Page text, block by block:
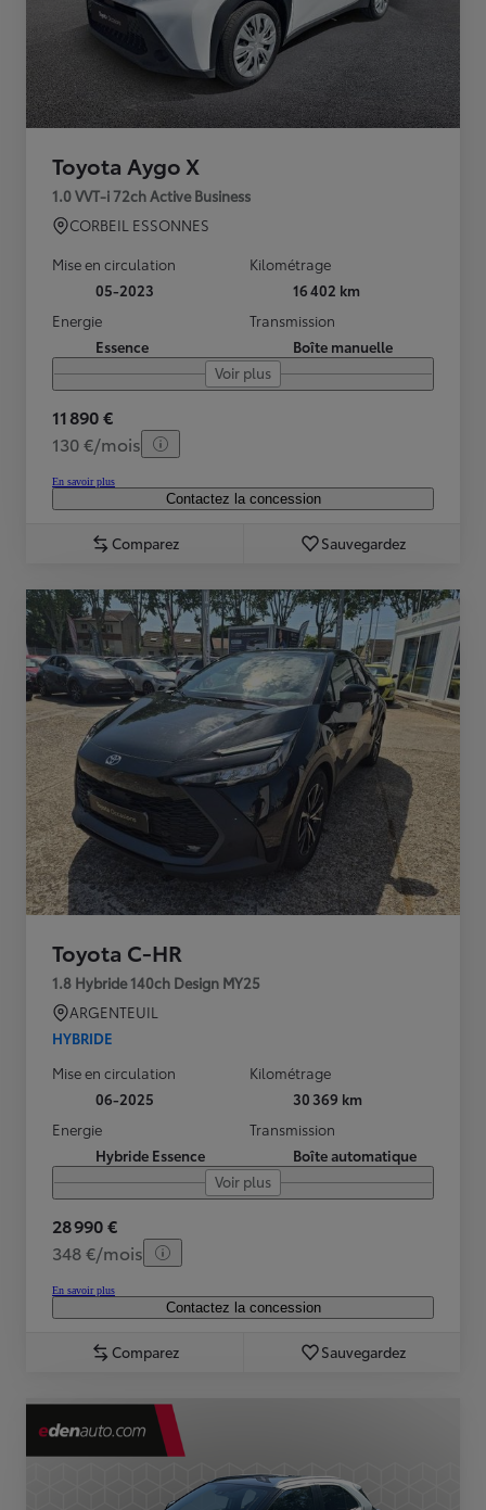
Toyota Aygo X
1.0 VVT-i 72ch Active Business
CORBEIL ESSONNES
Mise en circulation
05-2023
Kilométrage
16 402 km
Energie
Essence
Transmission
Boîte manuelle
Voir plus
11 890 €
130 €/mois
En savoir plus
Contactez la concession
Comparez Sauvegardez
Toyota C-HR
1.8 Hybride 140ch Design MY25
ARGENTEUIL
HYBRIDE
Mise en circulation
06-2025
Kilométrage
30 369 km
Energie
Hybride Essence
Transmission
Boîte automatique
Voir plus
28 990 €
348 €/mois
En savoir plus
Contactez la concession
Comparez Sauvegardez